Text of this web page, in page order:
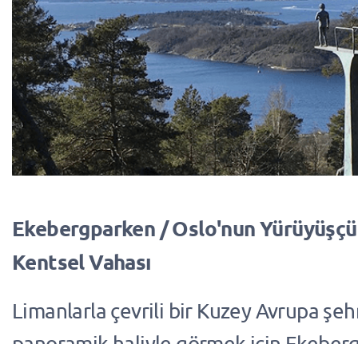
Ekebergparken / Oslo'nun
Kentsel Vahası
Limanlarla çevrili bir Kuzey Avrupa